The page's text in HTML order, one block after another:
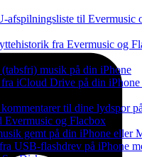
afspilningsliste til Evermusic
fra Evermusic og
musik på din iPhone
fra iCloud Drive på din
til dine lydspor
Evermusic og Flacbox
gemt på din iPhone eller
USB-flashdrev på iPhone